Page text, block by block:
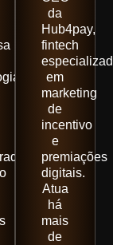
da
Hub4pay,
fintech
em
marketing
de
incentivo
e
premiações
digitais.
Atua
há
mais
de